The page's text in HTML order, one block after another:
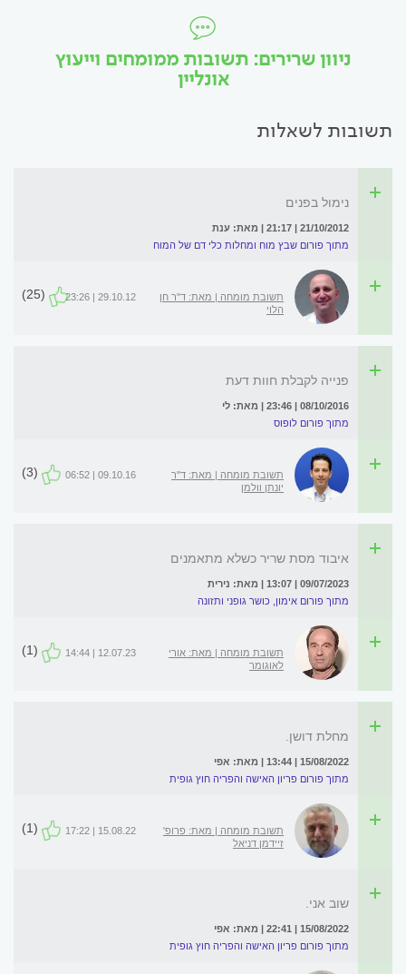
ניוון שרירים: תשובות ממומחים וייעוץ
אונליין
תשובות לשאלות
נימול בפנים
21/10/2012 | 21:17 | מאת: ענת
מתוך פורום שבץ מוח ומחלות כלי דם של המוח
תשובת מומחה | מאת: ד"ר חן
הלוי
29.10.12 | 23:26
(25)
פנייה לקבלת חוות דעת
08/10/2016 | 23:46 | מאת: לי
מתוך פורום לופוס
תשובת מומחה | מאת: ד"ר
יונתן וולמן
09.10.16 | 06:52
(3)
איבוד מסת שריר כשלא מתאמנים
09/07/2023 | 13:07 | מאת: נירית
מתוך פורום אימון, כושר גופני ותזונה
תשובת מומחה | מאת: אורי
לאוגומר
12.07.23 | 14:44
(1)
מחלת דושן.
15/08/2022 | 13:44 | מאת: אפי
מתוך פורום פריון האישה והפריה חוץ גופית
תשובת מומחה | מאת: פרופ'
זיידמן דניאל
15.08.22 | 17:22
(1)
שוב אני.
15/08/2022 | 22:41 | מאת: אפי
מתוך פורום פריון האישה והפריה חוץ גופית